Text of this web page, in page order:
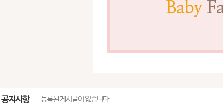
공지사항 등록된 게시글이 없습니다.